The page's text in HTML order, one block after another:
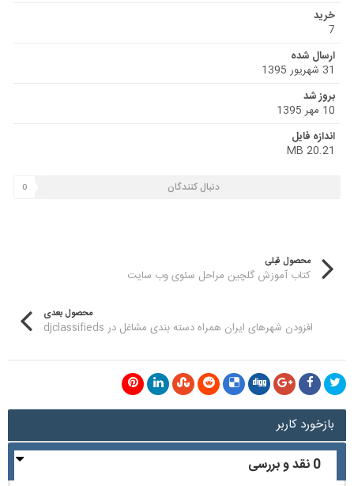
خرید
7
ارسال شده
31 شهریور 1395
بروز شد
10 مهر 1395
اندازه فایل
20.21 MB
دنبال کنندگان 0
محصول قبلی
کتاب آموزش گلچین مراحل سئوی وب سایت
محصول بعدی
افزودن شهرهای ایران همراه دسته بندی مشاغل در djclassifieds
بازخورد کاربر
0 نقد و بررسی